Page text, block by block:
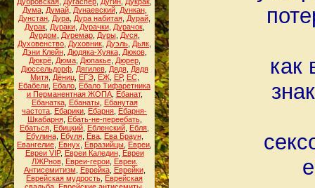
Дума, Думай, Дунаевский, Дункан,
Дунстан Дура Дура набитая Дурай
Дурак, Дураки, Дурачки, Дурачок,
Дурдом
Дуремар, Дуры, Дуся,
Духовенство Духовник Дуэль Дьяк
Дэни Клейн, Дюдяка-Хуяка, Дюков,
Дюкрё, Дюма, Дюпакье, Дюрер,
Дюссельдорф, Дягилев, Дядя, Дядя
Митя, Дёниц, ЕГЭ, ЕЖ, ЕР, ЕС,
Ебабели Ебало Ебало Тифаретника
и Перманентная ЖОПА, Ебанат,
Ебанатка, Ебанаты, Ебанутая
частота Ебарики Ебарня Ебарня-
Шкабарня, Ебать-не-переебать,
Ебаться Ебицкий Ебленский Ебля
Ебулина, Ебуля, Ева, Ева Браун,
Евангелие Евнух Евразийцы Евреи
Евреи VIP, Евреи Каледин, Евреи
ЛЖРнов, Евреи-герои, Евреи.
Антисемитизм
Еврейка, Еврейки,
Еврейская мудрость Еврейская
как